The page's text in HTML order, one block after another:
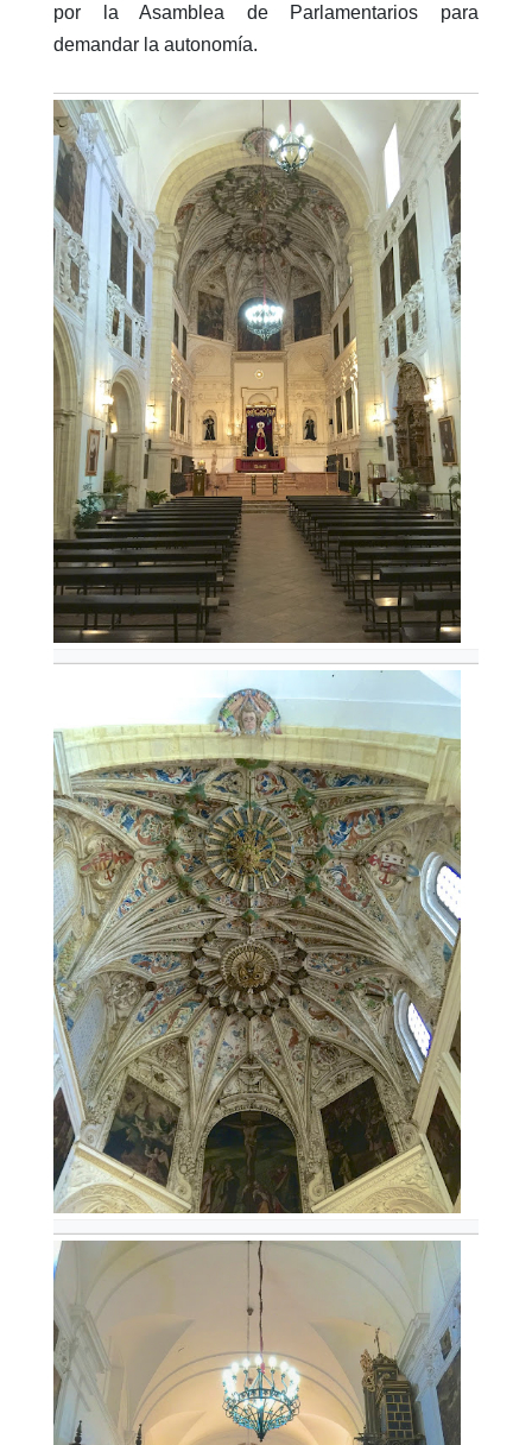
por la Asamblea de Parlamentarios para
demandar la autonomía.